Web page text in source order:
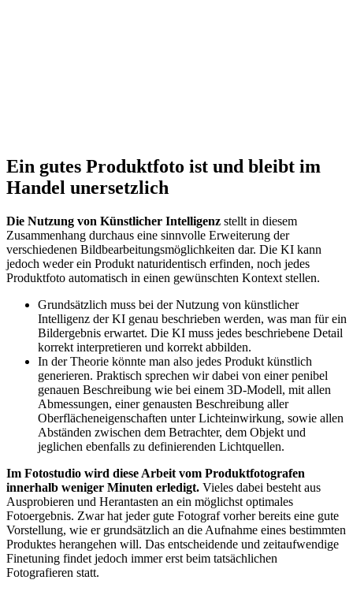
Ein gutes Produktfoto ist und bleibt im
Handel unersetzlich
Die Nutzung von Künstlicher Intelligenz stellt in diesem
Zusammenhang durchaus eine sinnvolle Erweiterung der
verschiedenen Bildbearbeitungsmöglichkeiten dar. Die KI kann
jedoch weder ein Produkt naturidentisch erfinden, noch jedes
Produktfoto automatisch in einen gewünschten Kontext stellen.
Grundsätzlich muss bei der Nutzung von künstlicher
Intelligenz der KI genau beschrieben werden, was man für ein
Bildergebnis erwartet. Die KI muss jedes beschriebene Detail
korrekt interpretieren und korrekt abbilden.
In der Theorie könnte man also jedes Produkt künstlich
generieren. Praktisch sprechen wir dabei von einer penibel
genauen Beschreibung wie bei einem 3D-Modell, mit allen
Abmessungen, einer genausten Beschreibung aller
Oberflächeneigenschaften unter Lichteinwirkung, sowie allen
Abständen zwischen dem Betrachter, dem Objekt und
jeglichen ebenfalls zu definierenden Lichtquellen.
Im Fotostudio wird diese Arbeit vom Produktfotografen
innerhalb weniger Minuten erledigt. Vieles dabei besteht aus
Ausprobieren und Herantasten an ein möglichst optimales
Fotoergebnis. Zwar hat jeder gute Fotograf vorher bereits eine gute
Vorstellung, wie er grundsätzlich an die Aufnahme eines bestimmten
Produktes herangehen will. Das entscheidende und zeitaufwendige
Finetuning findet jedoch immer erst beim tatsächlichen
Fotografieren statt.